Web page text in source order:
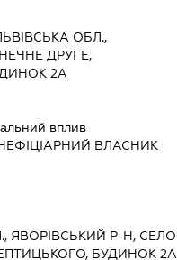
ОБЛ.,
ДРУГЕ,
2А
вплив
ВЛАСНИК
ЯВОРІВСЬКИЙ Р-Н, СЕЛО
БУДИНОК 2А